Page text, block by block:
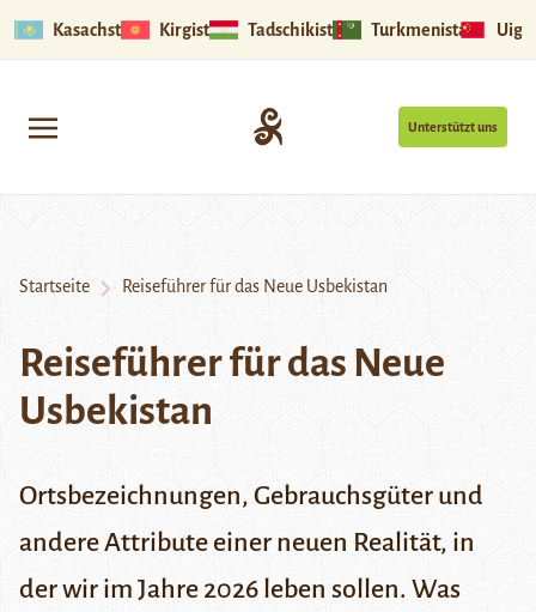
Kasachstan Kirgistan Tadschikistan Turkmenistan
Unterstützt uns
Startseite Reiseführer für das Neue Usbekistan
Reiseführer für das Neue
Usbekistan
Ortsbezeichnungen, Gebrauchsgüter und
andere Attribute einer neuen Realität, in
der wir im Jahre 2026 leben sollen. Was